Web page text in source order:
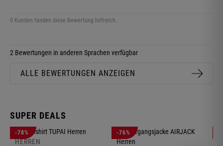
0 Kunden fanden diese Bewertung hilfreich.
2 Bewertungen in anderen Sprachen verfügbar
ALLE BEWERTUNGEN ANZEIGEN
SUPER DEALS
-78%
HERREN
-76%